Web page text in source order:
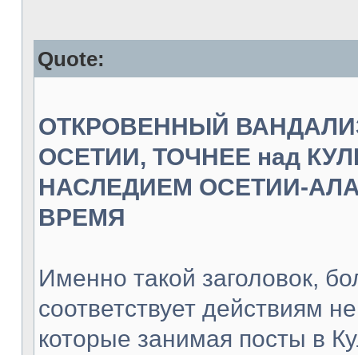
Quote:
ОТКРОВЕННЫЙ
ОСЕТИИ, ТОЧНЕЕ над
НАСЛЕДИЕМ ОСЕТИИ-
ВРЕМЯ
Именно такой заголовок,
соответствует действиям
которые занимая посты в